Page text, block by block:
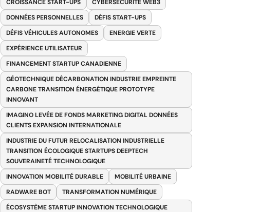
CROISSANCE START-UPS
CYBERSÉCURITÉ WEB3
DONNÉES PERSONNELLES
DÉFIS START-UPS
DÉFIS VÉHICULES AUTONOMES
ENERGIE VERTE
EXPÉRIENCE UTILISATEUR
FINANCEMENT STARTUP CANADIENNE
GÉOTECHNIQUE DÉCARBONATION INDUSTRIE EMPREINTE
CARBONE TRANSITION ÉNERGÉTIQUE PROTOTYPE
INNOVANT
IMAGINO LEVÉE DE FONDS MARKETING DIGITAL DONNÉES
CLIENTS EXPANSION INTERNATIONALE
INDUSTRIE DU FUTUR RELOCALISATION INDUSTRIELLE
TRANSITION ÉCOLOGIQUE STARTUPS DEEPTECH
SOUVERAINETÉ TECHNOLOGIQUE
INNOVATION MOBILITÉ DURABLE
MOBILITÉ URBAINE
RADWARE BOT
TRANSFORMATION NUMÉRIQUE
ÉCOSYSTÈME STARTUP INNOVATION TECHNOLOGIQUE